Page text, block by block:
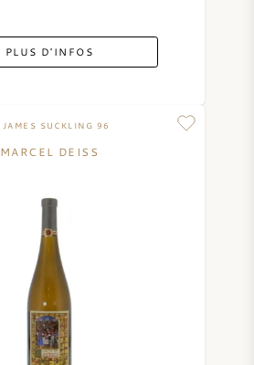
PLUS D'INFOS
JAMES SUCKLING 96
MARCEL DEISS